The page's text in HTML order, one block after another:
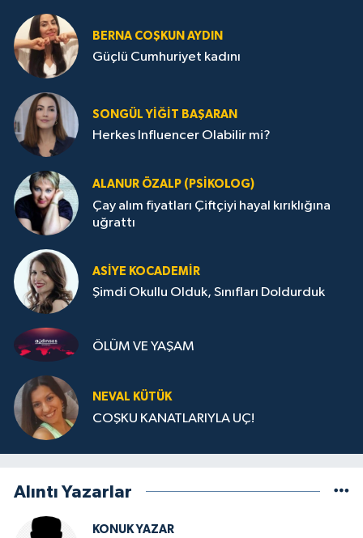
BERNA COŞKUN AYDIN
Güçlü Cumhuriyet kadını
SONGÜL YIĞIT BAŞARAN
Herkes Influencer Olabilir mi?
ALANUR ÖZALP (PSIKOLOG)
Çay alım fiyatları Çiftçiyi hayal kırıklığına
uğrattı
ASIYE KOCADEMİR
Şimdi Okullu Olduk, Sınıfları Doldurduk
ÖLÜM VE YAŞAM
NEVAL KÜTÜK
COŞKU KANATLARIYLA UÇ!
Alıntı Yazarlar
KONUK YAZAR